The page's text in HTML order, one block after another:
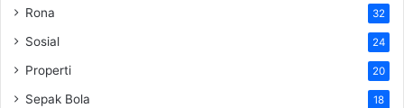
Rona 32
Sosial 24
Properti 20
Sepak Bola 18